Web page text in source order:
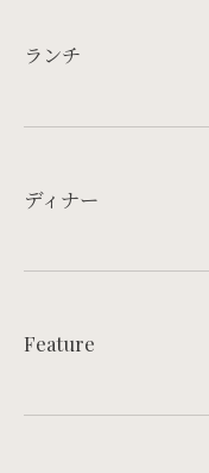
ランチ
ディナー
Feature